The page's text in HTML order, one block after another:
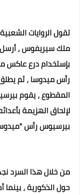
تقول الروايات
ملك سيريفوس ،
بإستخدام درع عاكس
رأس ميدوسا ، ثم
المقطوع ، يقوم
لإلحاق الهزيمة
بيرسيوس رأس
من خلال هذا السرد
حول الذكورية ،